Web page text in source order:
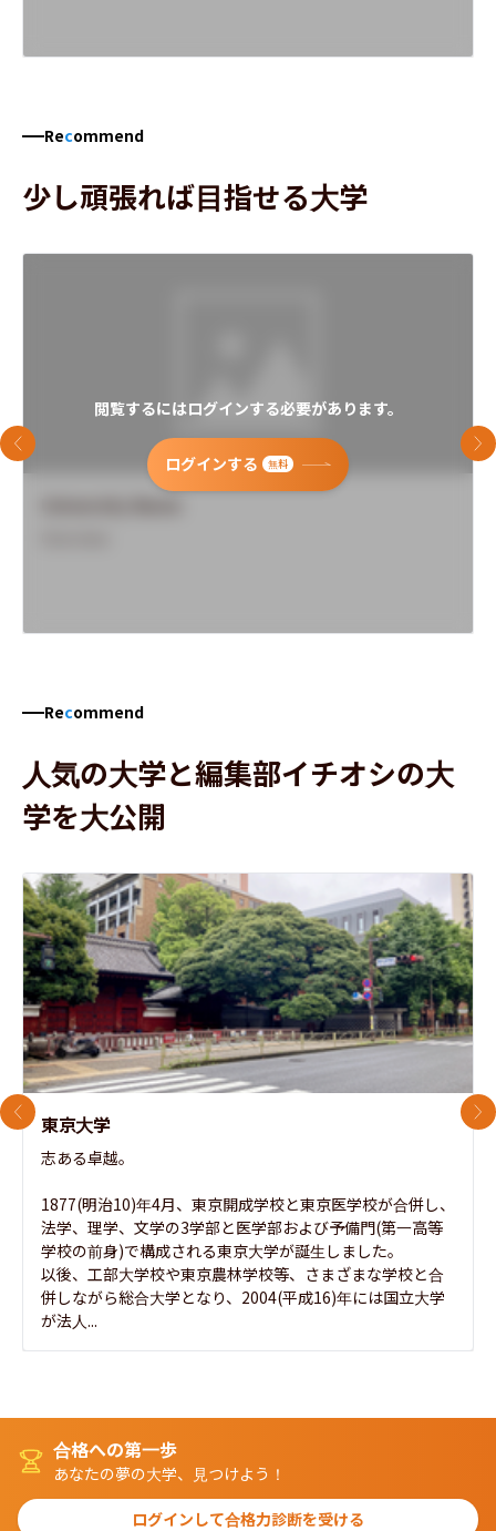
Recommend
少し頑張れば目指せる大学
閲覧するにはログインする必要があります。
ログインする 無料
前のスライド 次
Recommend
人気の大学と編集部イチオシの大
学を大公開
東京大学
志ある卓越。
1877(明治10)年4月、東京開成学校と東京医学校が合併し、
法学、理学、文学の3学部と医学部および予備門(第一高等
学校の前身)で構成される東京大学が誕生しました。
以後、工部大学校や東京農林学校等、さまざまな学校と合
併しながら総合大学となり、2004(平成16)年には国立大学
が法人...
前のスライド 次
合格への第一歩
あなたの夢の大学、見つけよう！
ログインして合格力診断を受ける